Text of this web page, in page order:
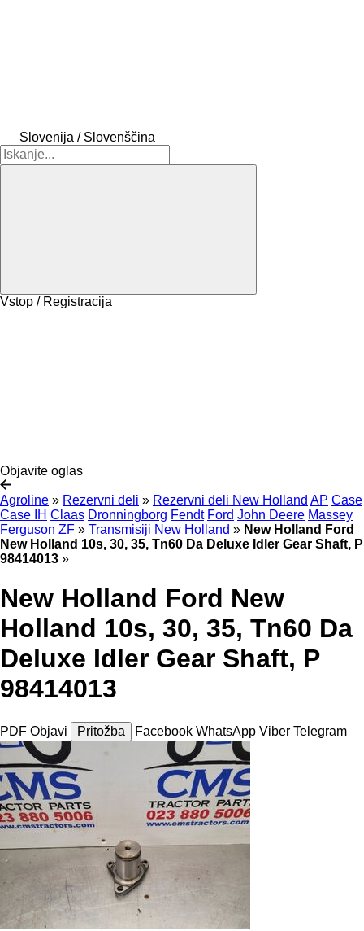
Slovenija / Slovenščina
Vstop / Registracija
Objavite oglas
Agroline » Rezervni deli » Rezervni deli New Holland AP Case
Case IH Claas Dronningborg Fendt Ford John Deere Massey
Ferguson ZF » Transmisiji New Holland » New Holland Ford
New Holland 10s, 30, 35, Tn60 Da Deluxe Idler Gear Shaft, P
98414013 »
New Holland Ford New
Holland 10s, 30, 35, Tn60 Da
Deluxe Idler Gear Shaft, P
98414013
PDF Objavi Pritožba Facebook WhatsApp Viber Telegram